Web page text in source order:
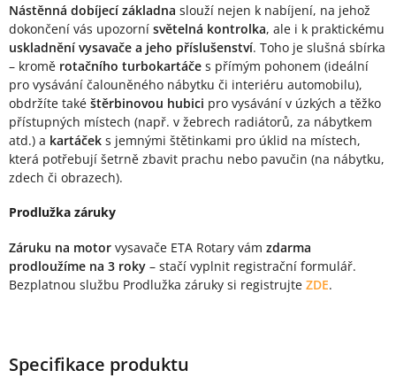
Nástěnná dobíjecí základna slouží nejen k nabíjení, na jehož
dokončení vás upozorní světelná kontrolka, ale i k praktickému
uskladnění vysavače a jeho příslušenství. Toho je slušná sbírka
– kromě rotačního turbokartáče s přímým pohonem (ideální
pro vysávání čalouněného nábytku či interiéru automobilu),
obdržíte také štěrbinovou hubici pro vysávání v úzkých a těžko
přístupných místech (např. v žebrech radiátorů, za nábytkem
atd.) a kartáček s jemnými štětinkami pro úklid na místech,
která potřebují šetrně zbavit prachu nebo pavučin (na nábytku,
zdech či obrazech).
Prodlužka záruky
Záruku na motor vysavače ETA Rotary vám zdarma
prodloužíme na 3 roky – stačí vyplnit registrační formulář.
Bezplatnou službu Prodlužka záruky si registrujte ZDE.
Specifikace produktu